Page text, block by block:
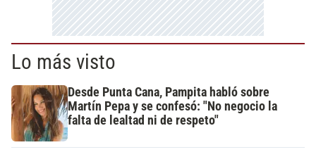
Lo más visto
Desde Punta Cana, Pampita habló sobre
Martín Pepa y se confesó: "No negocio la
falta de lealtad ni de respeto"